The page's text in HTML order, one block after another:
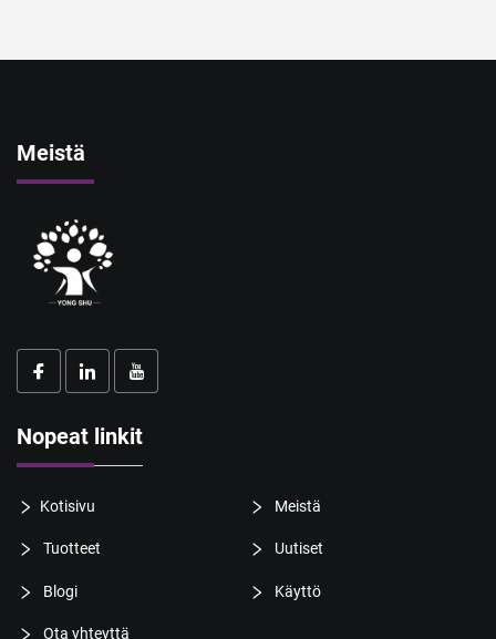
Meistä
Nopeat linkit
Kotisivu Meistä
Tuotteet Uutiset
Blogi Käyttö
Ota yhteyttä